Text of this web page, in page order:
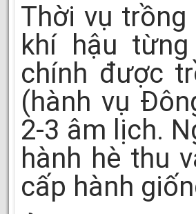
Thời vụ
khí hậu
chính được
(hành vụ
2-3 âm lịch.
hành hè thu
cấp hành